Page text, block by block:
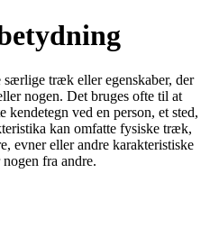
træk eller egenskaber, der
nogen. Det bruges ofte til at
kendetegn ved en person, et sted,
kan omfatte fysiske træk,
evner eller andre karakteristiske
fra andre.